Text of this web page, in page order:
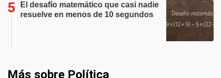
El desafío matemático que casi nadie
resuelve en menos de 10 segundos
Más sobre Política